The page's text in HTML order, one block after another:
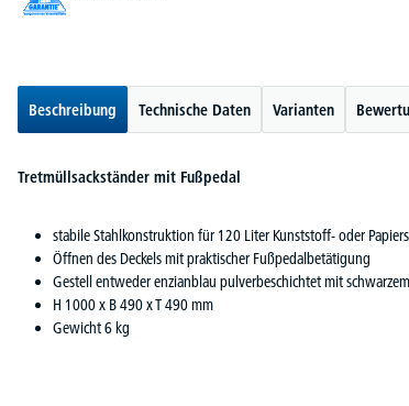
Beschreibung Technische Daten Varianten
Tretmüllsackständer mit Fußpedal
stabile Stahlkonstruktion für 120 Liter Kunststoff- oder
Öffnen des Deckels mit praktischer Fußpedalbetätigung
Gestell entweder enzianblau pulverbeschichtet mit
H 1000 x B 490 x T 490 mm
Gewicht 6 kg